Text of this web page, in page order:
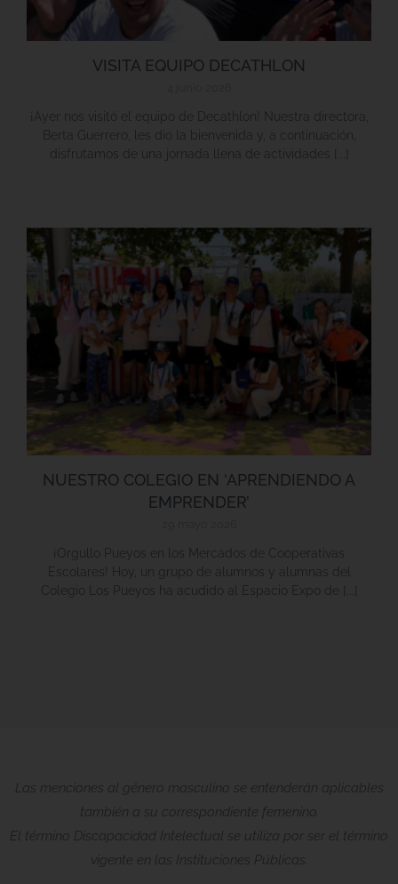
VISITA EQUIPO DECATHLON
¡Ayer nos visitó el equipo de Decathlon! Nuestra directora,
Berta Guerrero, les dio la bienvenida y, a continuación,
disfrutamos de una jornada llena de actividades [...]
NUESTRO COLEGIO EN ‘APRENDIENDO A
EMPRENDER’
¡Orgullo Pueyos en los Mercados de Cooperativas
Escolares! Hoy, un grupo de alumnos y alumnas del
Colegio Los Pueyos ha acudido al Espacio Expo de [...]
Las menciones al género masculino se entenderán aplicables
también a su correspondiente femenino.
El término Discapacidad Intelectual se utiliza por ser el término
vigente en las Instituciones Públicas.